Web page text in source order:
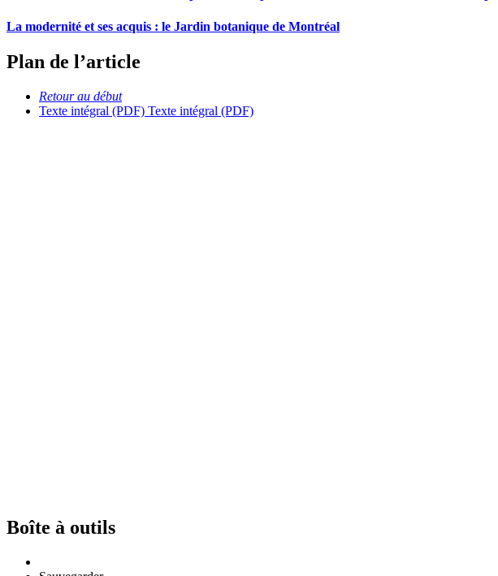
La modernité et ses acquis : le Jardin botanique de Montréal
Plan de l’article
Retour au début
Texte intégral (PDF) Texte intégral (PDF)
Boîte à outils